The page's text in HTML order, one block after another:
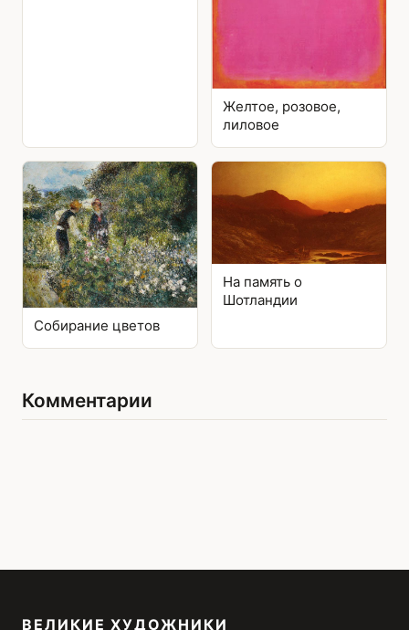
Желтое, розовое,
лиловое
Собирание цветов
На память о
Шотландии
Комментарии
ВЕЛИКИЕ ХУДОЖНИКИ